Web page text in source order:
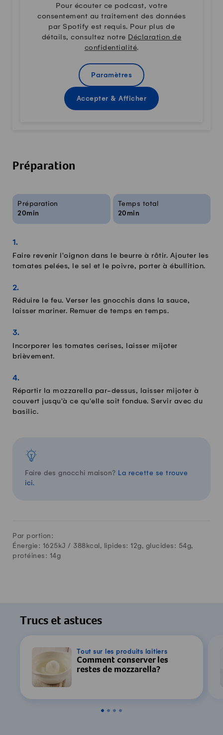
Pour écouter ce podcast, votre
consentement au traitement des données
par Spotify est requis. Pour plus de
détails, consultez notre Déclaration de
confidentialité.
Paramètres
Accepter & Afficher
Préparation
Infos sur la recette
Préparation
20min
Temps total
20min
Faire revenir l'oignon dans le beurre à rôtir. Ajouter les
tomates pelées, le sel et le poivre, porter à ébullition.
Réduire le feu. Verser les gnocchis dans la sauce,
laisser mariner. Remuer de temps en temps.
Incorporer les tomates cerises, laisser mijoter
brièvement.
Répartir la mozzarella par-dessus, laisser mijoter à
couvert jusqu'à ce qu'elle soit fondue. Servir avec du
basilic.
Faire des gnocchi maison? La recette se trouve
ici.
Par portion:
Énergie: 1625kJ / 388 kcal, lipides: 12g, glucides: 54g,
protéines: 14g
Trucs et astuces
Tout sur les produits laitiers
Comment conserver les
restes de mozzarella?